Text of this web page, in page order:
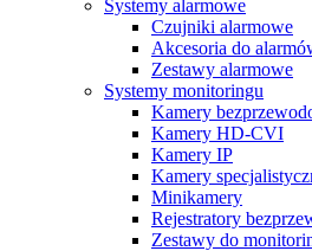
Systemy alarmowe
Czujniki alarmowe
Akcesoria do
Zestawy alarmowe
Systemy monitoringu
Kamery
Kamery HD-CVI
Kamery IP
Kamery
Minikamery
Rejestratory
Zestawy do